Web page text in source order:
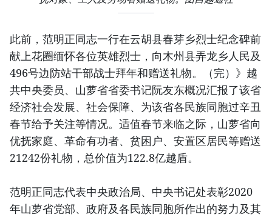
此前，范明正同志一行在云胡县春芽乡烈士纪念碑前
献上花圈缅怀各位英雄烈士，向木州县弄龙乡人民及
496号边防站干部战士拜年和赠送礼物。（完）》越
共中央委员、山萝省省委书记阮友东概况汇报了该省
经济社会发展、社会保障、为该省各民族同胞过辛丑
春节给予关注等情况。适值春节来临之际，山萝省向
优抚家庭、革命有功者、贫困户、安置区居民等赠送
21242份礼物，总价值为122.8亿越盾。
范明正同志代表中央政治局、中央书记处表彰2020
年山萝省党部、政府及各民族同胞所作出的努力及其